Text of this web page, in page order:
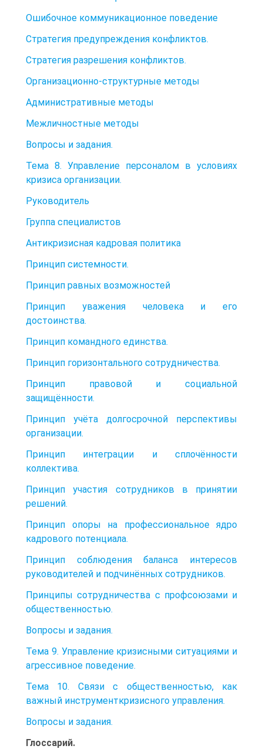
Ошибочное коммуникационное поведение
Стратегия предупреждения конфликтов.
Стратегия разрешения конфликтов.
Организационно-структурные методы
Административные методы
Межличностные методы
Вопросы и задания.
Тема 8. Управление персоналом в условиях
кризиса организации.
Руководитель
Группа специалистов
Антикризисная кадровая политика
Принцип системности.
Принцип равных возможностей
Принцип уважения человека и его
достоинства.
Принцип командного единства.
Принцип горизонтального сотрудничества.
Принцип правовой и социальной
защищённости.
Принцип учёта долгосрочной перспективы
организации.
Принцип интеграции и сплочённости
коллектива.
Принцип участия сотрудников в принятии
решений.
Принцип опоры на профессиональное ядро
кадрового потенциала.
Принцип соблюдения баланса интересов
руководителей и подчинённых сотрудников.
Принципы сотрудничества с профсоюзами и
общественностью.
Вопросы и задания.
Тема 9. Управление кризисными ситуациями и
агрессивное поведение.
Тема 10. Связи с общественностью, как
важный инструменткризисного управления.
Вопросы и задания.
Глоссарий.